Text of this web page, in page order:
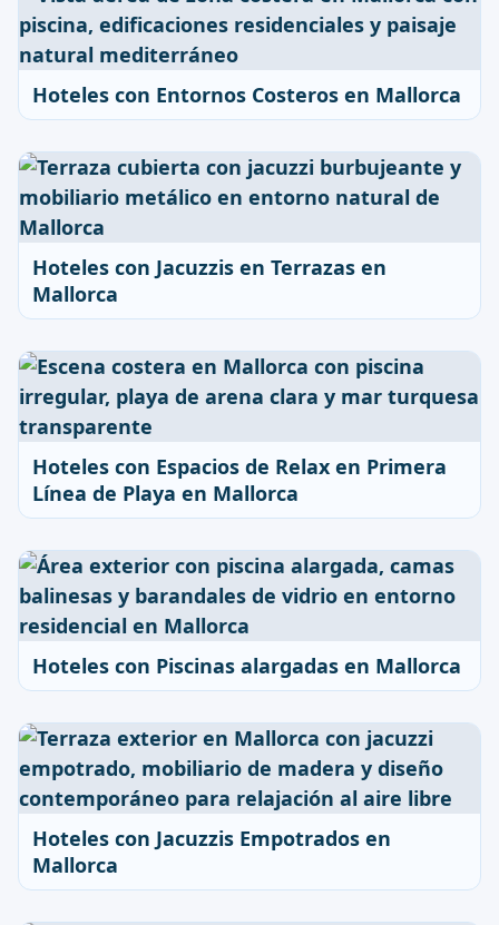
Hoteles con Entornos Costeros en Mallorca
Hoteles con Jacuzzis en Terrazas en
Mallorca
Hoteles con Espacios de Relax en Primera
Línea de Playa en Mallorca
Hoteles con Piscinas alargadas en Mallorca
Hoteles con Jacuzzis Empotrados en
Mallorca